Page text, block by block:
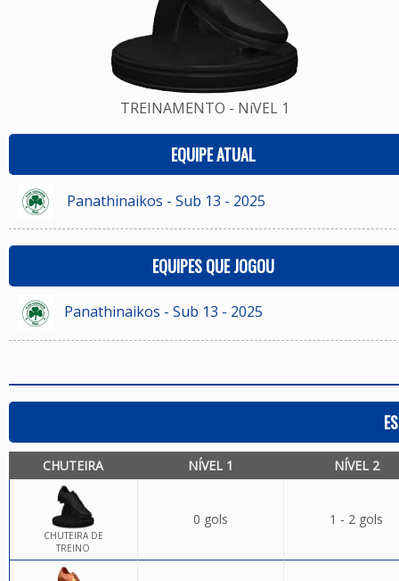
TREINAMENTO - NíVEL 1
EQUIPE ATUAL
Panathinaikos - Sub 13 - 2025
EQUIPES QUE JOGOU
Panathinaikos - Sub 13 - 2025
CHUTEIRA NÍVEL 1 NÍVEL 2
CHUTEIRA DE
TREINO
0 gols 1 - 2 gols